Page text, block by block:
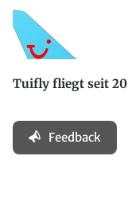
Tuifly fliegt seit 20
Feedback